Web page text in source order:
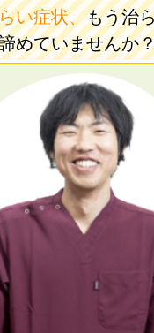
い症状、もう治
めていませんか